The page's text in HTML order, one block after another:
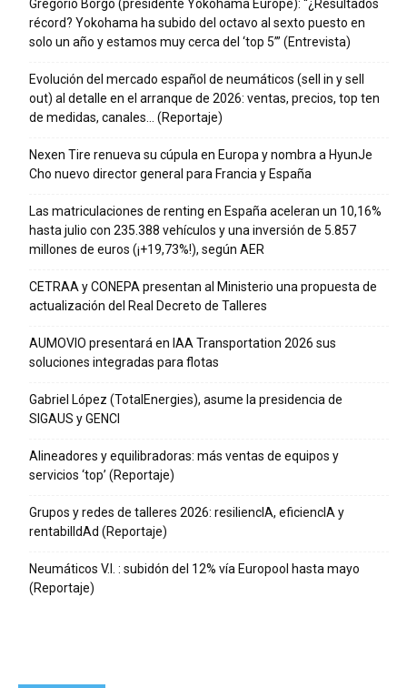
Gregorio Borgo (presidente Yokohama Europe): “¿Resultados
récord? Yokohama ha subido del octavo al sexto puesto en
solo un año y estamos muy cerca del ‘top 5’” (Entrevista)
Evolución del mercado español de neumáticos (sell in y sell
out) al detalle en el arranque de 2026: ventas, precios, top ten
de medidas, canales… (Reportaje)
Nexen Tire renueva su cúpula en Europa y nombra a HyunJe
Cho nuevo director general para Francia y España
Las matriculaciones de renting en España aceleran un 10,16%
hasta julio con 235.388 vehículos y una inversión de 5.857
millones de euros (¡+19,73%!), según AER
CETRAA y CONEPA presentan al Ministerio una propuesta de
actualización del Real Decreto de Talleres
AUMOVIO presentará en IAA Transportation 2026 sus
soluciones integradas para flotas
Gabriel López (TotalEnergies), asume la presidencia de
SIGAUS y GENCI
Alineadores y equilibradoras: más ventas de equipos y
servicios ‘top’ (Reportaje)
Grupos y redes de talleres 2026: resiliencIA, eficiencIA y
rentabilIdAd (Reportaje)
Neumáticos V.I. : subidón del 12% vía Europool hasta mayo
(Reportaje)